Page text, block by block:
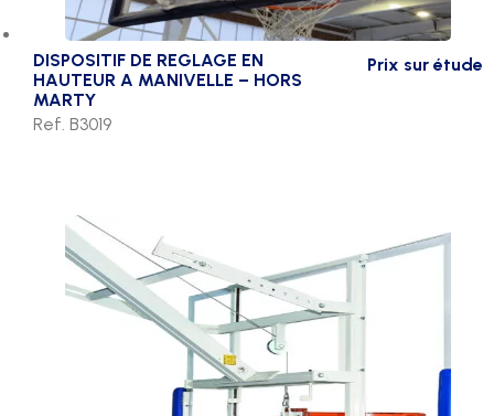
DISPOSITIF DE REGLAGE EN
HAUTEUR A MANIVELLE – HORS
MARTY
Prix sur étude
Ref. B3019